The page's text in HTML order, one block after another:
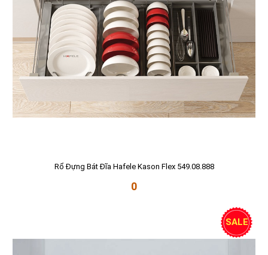
Rổ Đựng Bát Đĩa Hafele Kason Flex 549.08.888
0
SALE